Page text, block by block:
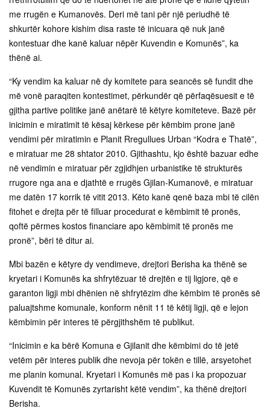
me rrugën e Kumanovës. Deri më tani për një periudhë të
shkurtër kohore kishim disa raste të inicuara që nuk janë
kontestuar dhe kanë kaluar nëpër Kuvendin e Komunës”, ka
thënë ai.
“Ky vendim ka kaluar në dy komitete para seancës së fundit dhe
më vonë paraqiten kontestimet, përkundër që përfaqësuesit e të
gjitha partive politike janë anëtarë të këtyre komiteteve. Bazë për
inicimin e miratimit të kësaj kërkese për këmbim prone janë
vendimi për miratimin e Planit Rregullues Urban “Kodra e Thatë”,
e miratuar me 28 shtator 2010. Gjithashtu, kjo është bazuar edhe
në vendimin e miratuar për zgjidhjen urbanistike të strukturës
rrugore nga ana e djathtë e rrugës Gjilan-Kumanovë, e miratuar
me datën 17 korrik të vitit 2013. Këto kanë qenë baza mbi të cilën
fitohet e drejta për të filluar procedurat e këmbimit të pronës,
qoftë përmes kostos financiare apo këmbimit të pronës me
pronë”, bëri të ditur ai.
Mbi bazën e këtyre dy vendimeve, drejtori Berisha ka thënë se
kryetari i Komunës ka shfrytëzuar të drejtën e tij ligjore, që e
garanton ligji mbi dhënien në shfrytëzim dhe këmbim të pronës së
paluajtshme komunale, konform nënit 11 të këtij ligji, që e lejon
këmbimin për interes të përgjithshëm të publikut.
“Inicimin e ka bërë Komuna e Gjilanit dhe këmbimi do të jetë
vetëm për interes publik dhe nevoja për tokën e tillë, arsyetohet
me planin komunal. Kryetari i Komunës më pas i ka propozuar
Kuvendit të Komunës zyrtarisht këtë vendim”, ka thënë drejtori
Berisha.